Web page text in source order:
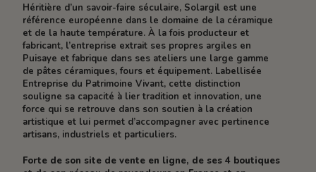
Héritière d’un savoir-faire séculaire, Solargil est une
référence européenne dans le domaine de la céramique
et de la haute température. À la fois producteur et
fabricant, l’entreprise extrait ses propres argiles en
Puisaye et fabrique dans ses ateliers une large gamme
de pâtes céramiques, fours et équipement. Labellisée
Entreprise du Patrimoine Vivant, cette distinction
souligne sa capacité à lier tradition et innovation, une
force qui se retrouve dans son soutien à la création
artistique et lui permet d’accompagner avec pertinence
artisans, industriels et particuliers.
Forte de son site de vente en ligne, de ses 4 boutiques